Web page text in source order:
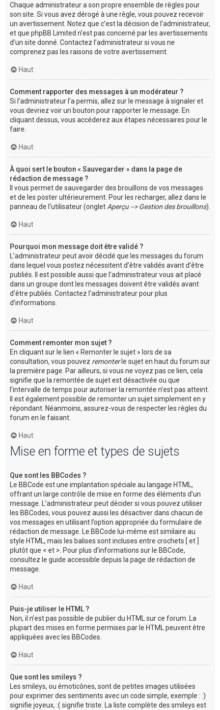
Chaque administrateur a son propre ensemble de règles pour
son site. Si vous avez dérogé à une règle, vous pouvez recevoir
un avertissement. Notez que c’est la décision de l’administrateur,
et que phpBB Limited n’est pas concerné par les avertissements
d’un site donné. Contactez l’administrateur si vous ne
comprenez pas les raisons de votre avertissement.
Haut
Comment rapporter des messages à un modérateur ?
Si l’administrateur l’a permis, allez sur le message à signaler et
vous devriez voir un bouton pour rapporter le message. En
cliquant dessus, vous accéderez aux étapes nécessaires pour le
faire.
Haut
À quoi sert le bouton « Sauvegarder » dans la page de
rédaction de message ?
Il vous permet de sauvegarder des brouillons de vos messages
et de les poster ultérieurement. Pour les recharger, allez dans le
panneau de l’utilisateur (onglet Aperçu --> Gestion des brouillons).
Haut
Pourquoi mon message doit être validé ?
L’administrateur peut avoir décidé que les messages du forum
dans lequel vous postez nécessitent d’être validés avant d’être
publiés. Il est possible aussi que l’administrateur vous ait placé
dans un groupe dont les messages doivent être validés avant
d’être publiés. Contactez l’administrateur pour plus
d’informations.
Haut
Comment remonter mon sujet ?
En cliquant sur le lien « Remonter le sujet » lors de sa
consultation, vous pouvez remonterle sujet en haut du forum sur
la première page. Par ailleurs, si vous ne voyez pas ce lien, cela
signifie que la remontée de sujet est désactivée ou que
l’intervalle de temps pour autoriser la remontée n’est pas atteint.
Il est également possible de remonter un sujet simplement en y
répondant. Néanmoins, assurez-vous de respecter les règles du
forum en le faisant.
Haut
Mise en forme et types de sujets
Que sont les BBCodes ?
Le BBCode est une implantation spéciale au langage HTML,
offrant un large contrôle de mise en forme des éléments d’un
message. L’administrateur peut décider si vous pouvez utiliser
les BBCodes, vous pouvez aussi les désactiver dans chacun de
vos messages en utilisant l’option appropriée du formulaire de
rédaction de message. Le BBCode lui-même est similaire au
style HTML, mais les balises sont incluses entre crochets [ et ]
plutôt que < et >. Pour plus d’informations sur le BBCode,
consultez le guide accessible depuis la page de rédaction de
message.
Haut
Puis-je utiliser le HTML ?
Non, il n’est pas possible de publier du HTML sur ce forum. La
plupart des mises en forme permises par le HTML peuvent être
appliquées avec les BBCodes.
Haut
Que sont les smileys ?
Les smileys, ou émoticônes, sont de petites images utilisées
pour exprimer des sentiments avec un code simple, exemple : :)
signifie joyeux, :( signifie triste. La liste complète des smileys est